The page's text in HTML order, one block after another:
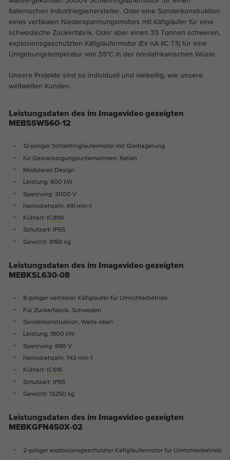
Italienischen Industriegashersteller. Oder eine Sonderkonstruktion
eines vertikalen Niederspannungsmotors mit Käfigläufer für eine
schwedische Zuckerfabrik. Oder aber einen 33 Tonnen schweren,
explosionsgeschützten Käfigläufermotor (Ex nA IIC T3) für eine
Umgebungstemperatur von 55°C in der nordafrikanischen Wüste.
Unsere Projekte sind so individuell und vielseitig, wie unsere
weltweiten Kunden.
Leistungsdaten des im Imagevideo gezeigten
MEBSSW560-12
12-poliger Schleifringläufermotor mit Gleitlagerung
für Gasversorgungsunternehmen, Italien
Modulares Design
Leistung: 600 kW
Spannung: 3000 V
Nenndrehzahl: 491 min-1
Kühlart: IC81W
Schutzart: IP55
Gewicht: 8150 kg
Leistungsdaten des im Imagevideo gezeigten
MEBKSL630-08
8-poliger vertikaler Käfigläufer für Umrichterbetrieb
Für Zuckerfabrik, Schweden
Sonderkonstruktion, Welle oben
Leistung: 1800 kW
Spannung: 690 V
Nenndrehzahl: 743 min-1
Kühlart: IC616
Schutzart: IP55
Gewicht: 13250 kg
Leistungsdaten des im Imagevideo gezeigten
MEBKGFN450X-02
2-poliger explosionsgeschützter Käfigläufermotor für Umrichterbetrieb
Die Cookies speichern Informationen
anonym und weisen eine zufällig
generierte Nummer zu, um eindeutige
Besucher zu identifizieren.
Name _ga_*
Laufzeit
Zweck
Dieses Cookie wird von Google Analytics
installiert. Das Cookie wird verwendet um
die Seitenaufrufe zu speichern und zu
zählen.